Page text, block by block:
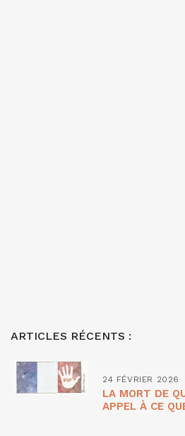
ARTICLES RÉCENTS :
24 FÉVRIER 2026
LA MORT DE
APPEL À CE